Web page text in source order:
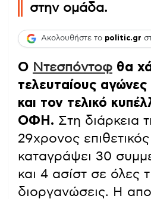
στην ομάδα.
Ακολουθήστε το politic.gr
Ο Ντεσπόντοφ θα
τελευταίους
και τον τελικό
ΟΦΗ. Στη διάρκεια
29χρονος επιθετικός
καταγράψει 30
και 4 ασίστ σε όλες
διοργανώσεις. Η